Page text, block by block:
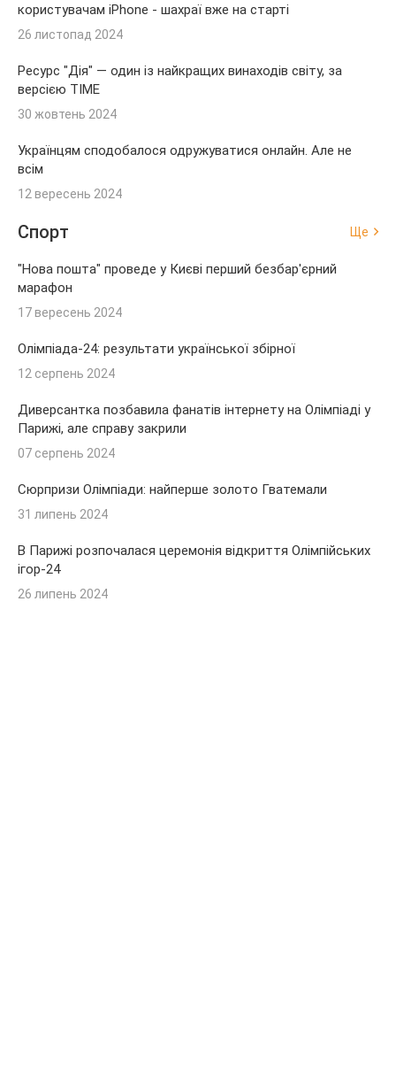
користувачам iPhone - шахраї вже на старті
26 листопад 2024
Ресурс "Дія" — один із найкращих винаходів світу, за
версією TIME
30 жовтень 2024
Українцям сподобалося одружуватися онлайн. Але не
всім
12 вересень 2024
Спорт Ще
"Нова пошта" проведе у Києві перший безбар'єрний
марафон
17 вересень 2024
Олімпіада-24: результати української збірної
12 серпень 2024
Диверсантка позбавила фанатів інтернету на Олімпіаді у
Парижі, але справу закрили
07 серпень 2024
Сюрпризи Олімпіади: найперше золото Гватемали
31 липень 2024
В Парижі розпочалася церемонія відкриття Олімпійських
ігор-24
26 липень 2024